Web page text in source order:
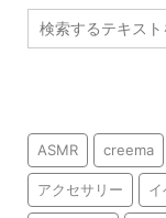
ASMR creema
アクセサリー イ